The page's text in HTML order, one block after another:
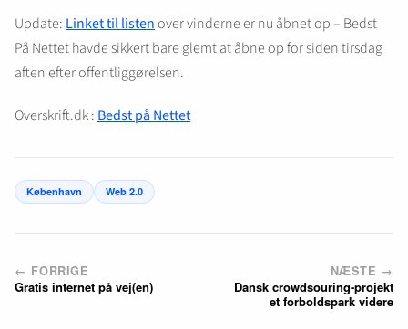
Update: Linket til listenover vinderne er nu åbnet op – Bedst
På Nettet havde sikkert bare glemt at åbne op for siden tirsdag
aften efter offentliggørelsen.
Overskrift.dk : Bedst på Nettet
København Web 2.0
← FORRIGE
Gratis internet på vej(en)
NÆSTE →
Dansk crowdsouring-projekt
et forboldspark videre